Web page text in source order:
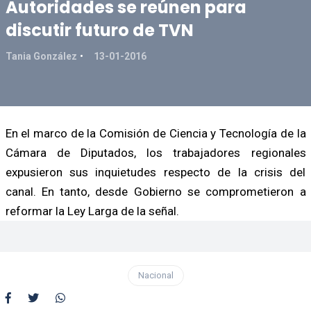
Autoridades se reúnen para
discutir futuro de TVN
Tania González 13-01-2016
En el marco de la Comisión de Ciencia y Tecnología de la
Cámara de Diputados, los trabajadores regionales
expusieron sus inquietudes respecto de la crisis del
canal. En tanto, desde Gobierno se comprometieron a
reformar la Ley Larga de la señal.
Nacional